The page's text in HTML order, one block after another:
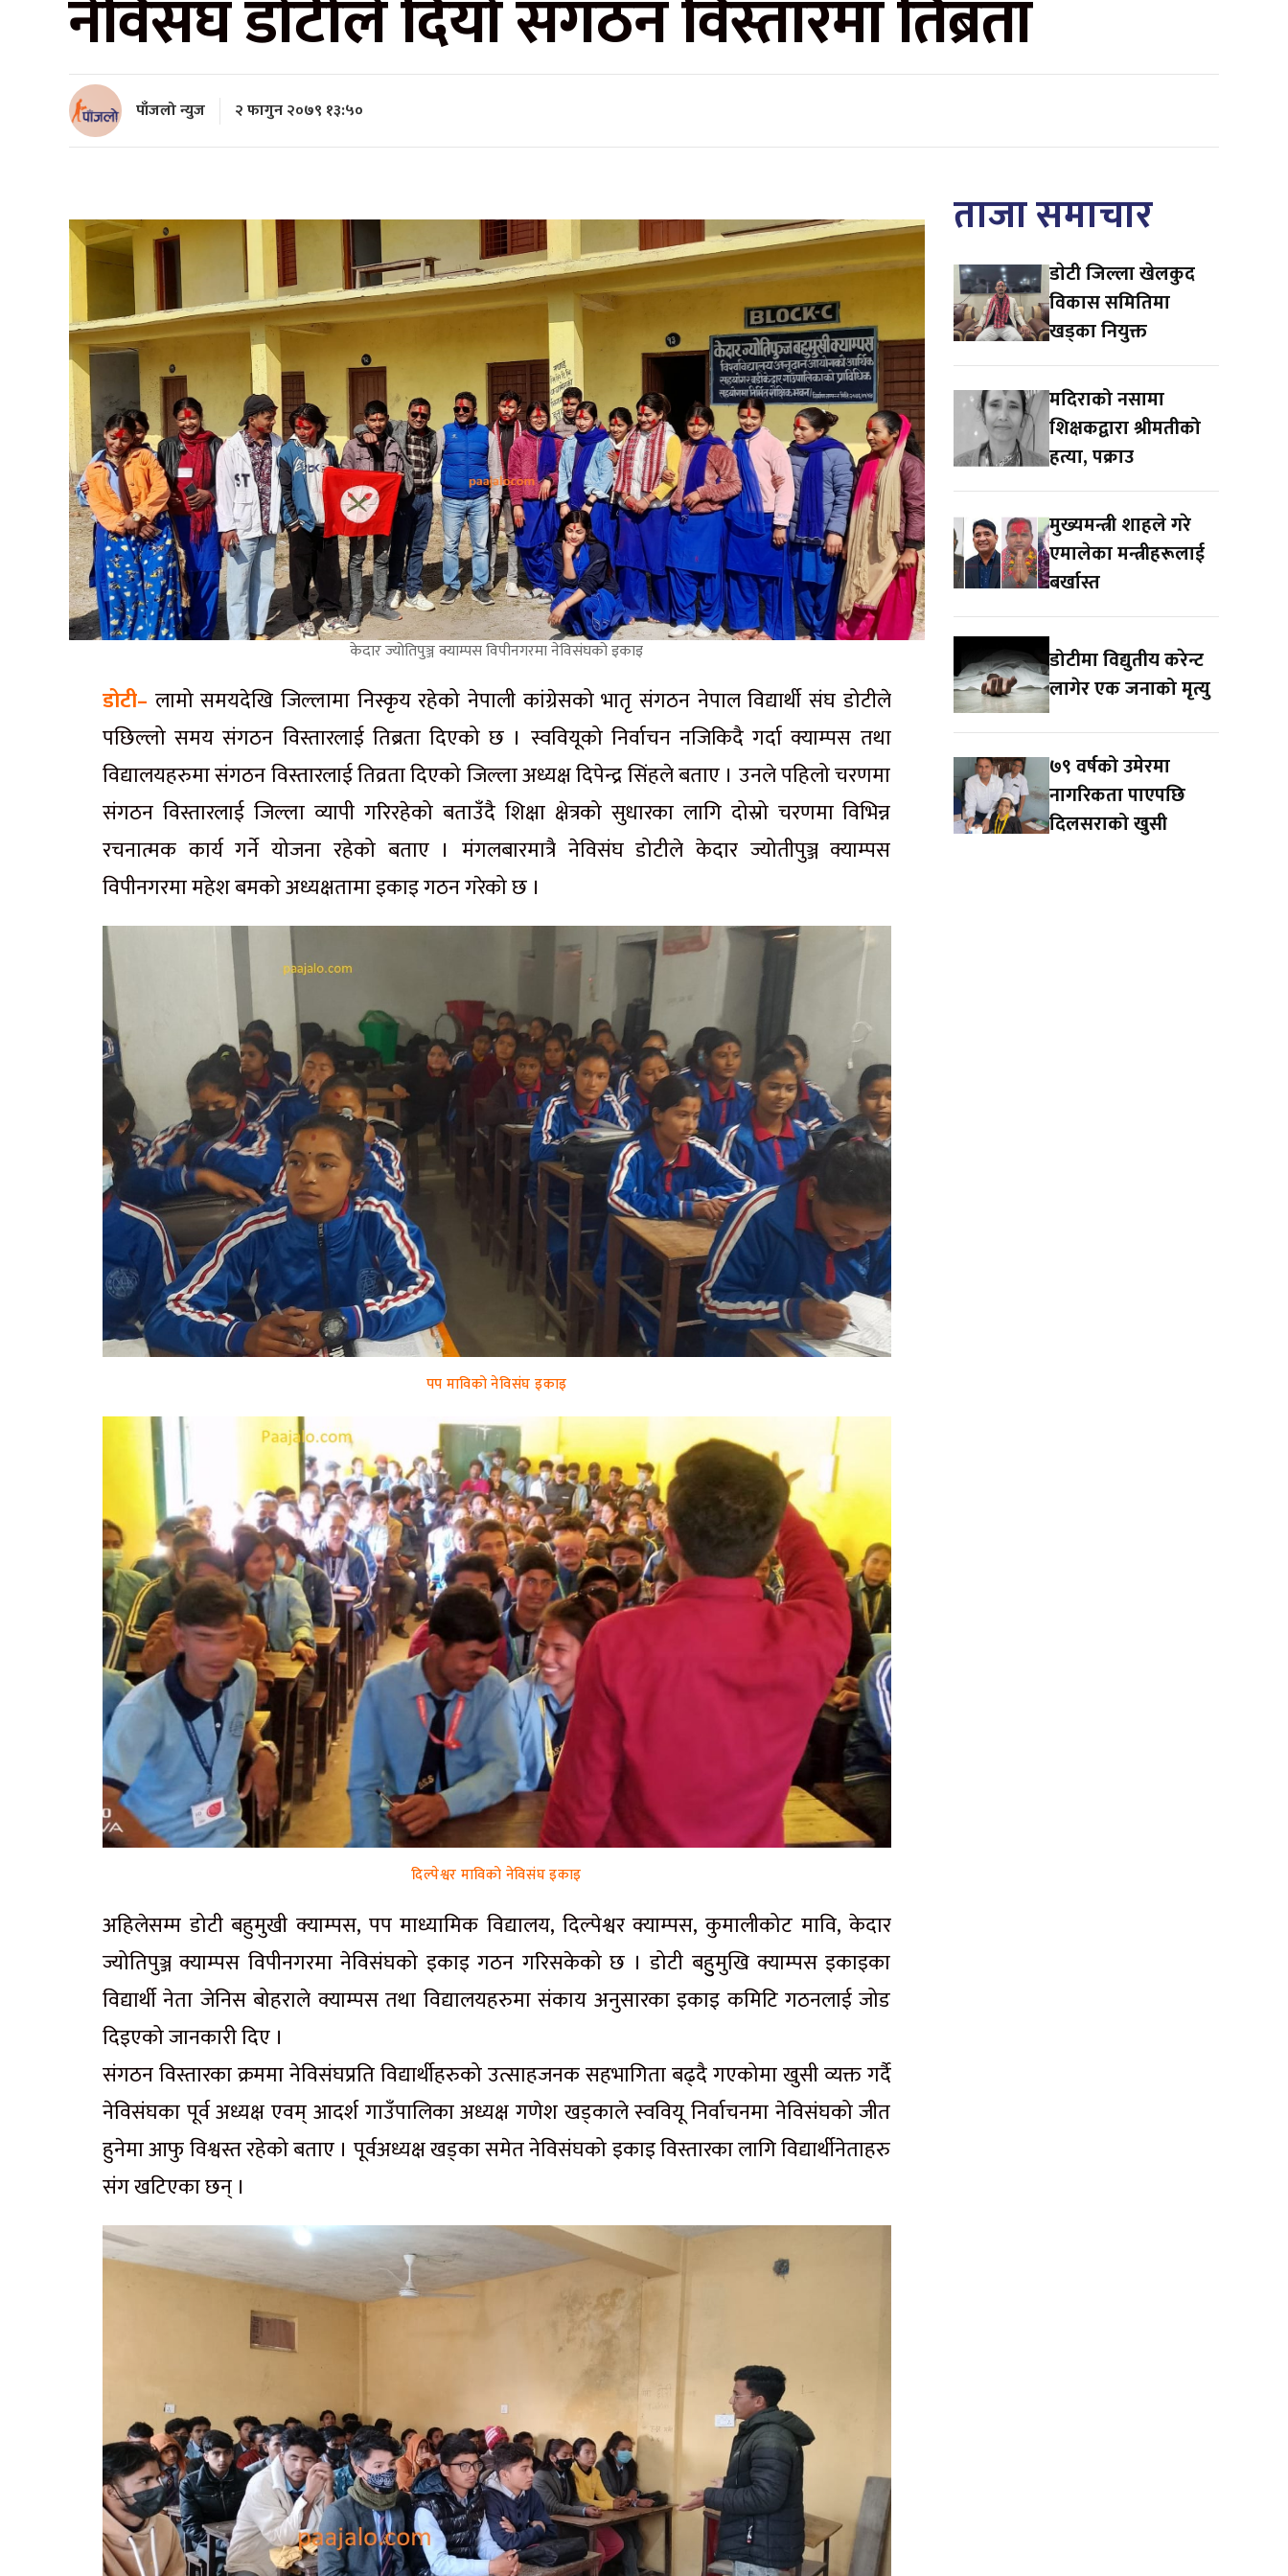
नेविसंघ डोटीले दियो संगठन विस्तारमा तिब्रता
पाँजलो न्युज २ फागुन २०७९ १३:५०
केदार ज्योतिपुञ्ज क्याम्पस विपीनगरमा नेविसंघको इकाइ
डोटी– लामो समयदेखि जिल्लामा निस्कृय रहेको नेपाली कांग्रेसको भातृ संगठन नेपाल विद्यार्थी संघ डोटीले
पछिल्लो समय संगठन विस्तारलाई तिब्रता दिएको छ । स्ववियूको निर्वाचन नजिकिदै गर्दा क्याम्पस तथा
विद्यालयहरुमा संगठन विस्तारलाई तिव्रता दिएको जिल्ला अध्यक्ष दिपेन्द्र सिंहले बताए । उनले पहिलो चरणमा
संगठन विस्तारलाई जिल्ला व्यापी गरिरहेको बताउँदै शिक्षा क्षेत्रको सुधारका लागि दोस्रो चरणमा विभिन्न
रचनात्मक कार्य गर्ने योजना रहेको बताए । मंगलबारमात्रै नेविसंघ डोटीले केदार ज्योतीपुञ्ज क्याम्पस
विपीनगरमा महेश बमको अध्यक्षतामा इकाइ गठन गरेको छ ।
पप माविको नेविसंघ इकाइ
दिल्पेश्वर माविको नेविसंघ इकाइ
अहिलेसम्म डोटी बहुमुखी क्याम्पस, पप माध्यामिक विद्यालय, दिल्पेश्वर क्याम्पस, कुमालीकोट मावि, केदार
ज्योतिपुञ्ज क्याम्पस विपीनगरमा नेविसंघको इकाइ गठन गरिसकेको छ । डोटी बहुुमुखि क्याम्पस इकाइका
विद्यार्थी नेता जेनिस बोहराले क्याम्पस तथा विद्यालयहरुमा संकाय अनुसारका इकाइ कमिटि गठनलाई जोड
दिइएको जानकारी दिए ।
संगठन विस्तारका क्रममा नेविसंघप्रति विद्यार्थीहरुको उत्साहजनक सहभागिता बढ्दै गएकोमा खुसी व्यक्त गर्दै
नेविसंघका पूर्व अध्यक्ष एवम् आदर्श गाउँपालिका अध्यक्ष गणेश खड्काले स्ववियू निर्वाचनमा नेविसंघको जीत
हुनेमा आफु विश्वस्त रहेको बताए । पूर्वअध्यक्ष खड्का समेत नेविसंघको इकाइ विस्तारका लागि विद्यार्थीनेताहरु
संग खटिएका छन् ।
ताजा समाचार
डाेटी जिल्ला खेलकुद
विकास समितिमा
खड्का नियुक्त
मदिराको नसामा
शिक्षकद्वारा श्रीमतीको
हत्या, पक्राउ
मुख्यमन्त्री शाहले गरे
एमालेका मन्त्रीहरूलाई
बर्खास्त
डोटीमा विद्युतीय करेन्ट
लागेर एक जनाको मृत्यु
७९ वर्षको उमेरमा
नागरिकता पाएपछि
दिलसराको खुसी